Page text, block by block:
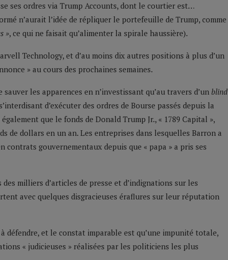
ses ordres via Trump Accounts, dont le courtier est…
n’aurait l’idée de répliquer le portefeuille de Trump, comme
», ce qui ne faisait qu’alimenter la spirale haussière).
Technology, et d’au moins dix autres positions à plus d’un
» au cours des prochaines semaines.
les apparences en n’investissant qu’au travers d’un blind
d’exécuter des ordres de Bourse passés depuis la
que le fonds de Donald Trump Jr., « 1789 Capital »,
de dollars en un an. Les entreprises dans lesquelles Barron a
gouvernementaux depuis que « papa » a pris ses
milliers d’articles de presse et d’indignations sur les
avec quelques disgracieuses éraflures sur leur réputation
défendre, et le constat imparable est qu’une impunité totale,
« judicieuses » réalisées par les politiciens les plus